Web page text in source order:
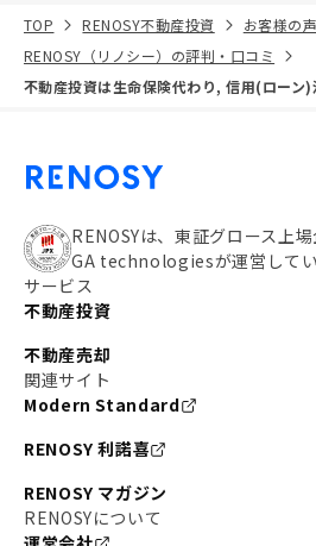
TOP RENOSY不動産投資
お客様の声
RENOSY（リノシー）の評判・口コミ
不動産投資は生命保険代わり, 信用(ローン)
RENOSYは、東証グロース上
GA technologiesが運営してい
サービス
不動産投資
不動産売却
関連サイト
Modern Standard
RENOSY 利諾喜
RENOSY マガジン
RENOSYについて